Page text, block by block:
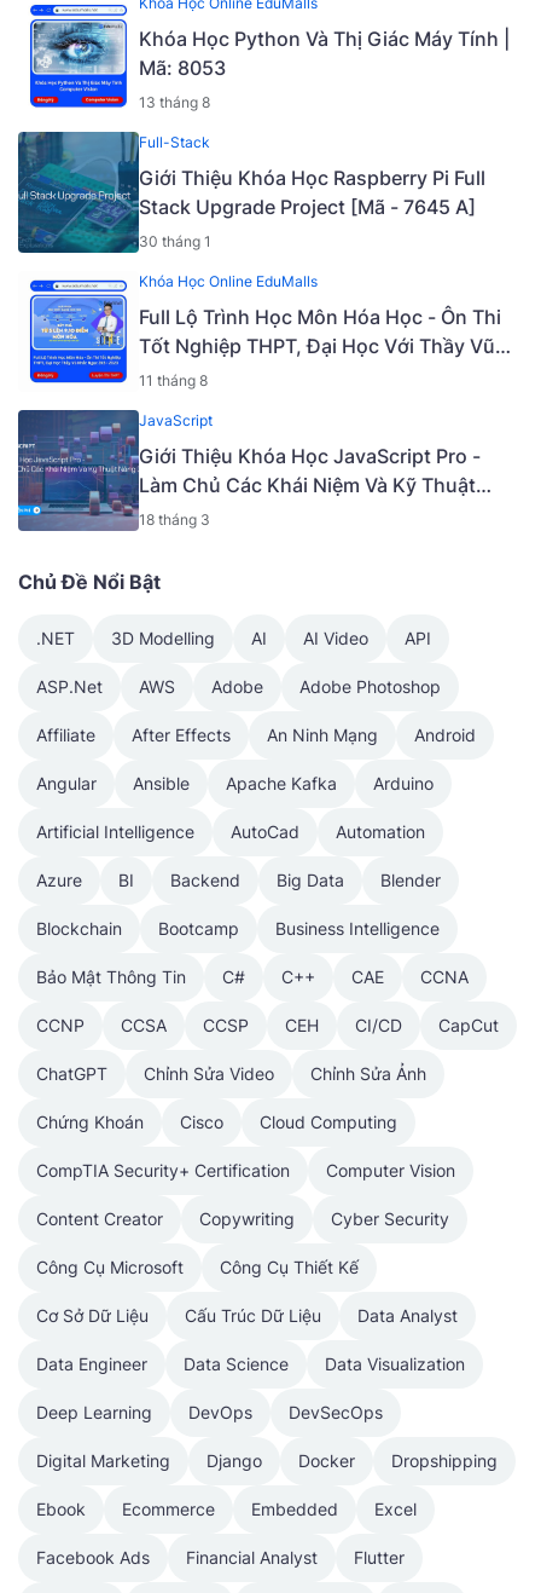
Khóa Học Python Và Thị Giác Máy Tính |
Mã: 8053
13 tháng 8
Full-Stack
Giới Thiệu Khóa Học Raspberry Pi Full
Stack Upgrade Project [Mã - 7645 A]
30 tháng 1
Khóa Học Online EduMalls
Full Lộ Trình Học Môn Hóa Học - Ôn Thi
Tốt Nghiệp THPT, Đại Học Với Thầy Vũ
Khắc Ngọc 2K5 - 2023 | Mã: 9009
11 tháng 8
JavaScript
Giới Thiệu Khóa Học JavaScript Pro -
Làm Chủ Các Khái Niệm Và Kỹ Thuật
Nâng Cao [Mã - 6919 A]
18 tháng 3
Chủ Đề Nổi Bật
.NET 3D Modelling AI AI Video API
ASP.Net AWS Adobe Adobe Photoshop
Affiliate After Effects An Ninh Mạng Android
Angular Ansible Apache Kafka Arduino
Artificial Intelligence AutoCad Automation
Azure BI Backend Big Data Blender
Blockchain Bootcamp Business Intelligence
Bảo Mật Thông Tin C# C++ CAE CCNA
CCNP CCSA CCSP CEH CI/CD CapCut
ChatGPT Chỉnh Sửa Video Chỉnh Sửa Ảnh
Chứng Khoán Cisco Cloud Computing
CompTIA Security+ Certification Computer Vision
Content Creator Copywriting Cyber Security
Công Cụ Microsoft Công Cụ Thiết Kế
Cơ Sở Dữ Liệu Cấu Trúc Dữ Liệu Data Analyst
Data Engineer Data Science Data Visualization
Deep Learning DevOps DevSecOps
Digital Marketing Django Docker Dropshipping
Ebook Ecommerce Embedded Excel
Facebook Ads Financial Analyst Flutter